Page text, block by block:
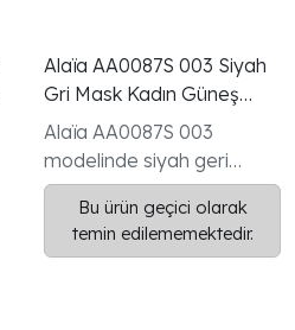
Alaïa AA0087S 003 Siyah
Gri Mask Kadın Güneş
Gözlüğü
Alaïa AA0087S 003
modelinde siyah geri
dönüştürülmüş asetat
mask (shield) form ve
koyu gri UV korumalı tek
Bu ürün geçici olarak
temin edilememektedir.